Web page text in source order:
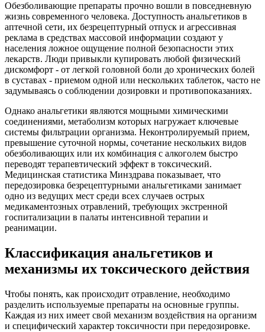
Обезболивающие препараты прочно вошли в повседневную
жизнь современного человека. Доступность анальгетиков в
аптечной сети, их безрецептурный отпуск и агрессивная
реклама в средствах массовой информации создают у
населения ложное ощущение полной безопасности этих
лекарств. Люди привыкли купировать любой физический
дискомфорт - от легкой головной боли до хронических болей
в суставах - приемом одной или нескольких таблеток, часто не
задумываясь о соблюдении дозировки и противопоказаниях.
Однако анальгетики являются мощными химическими
соединениями, метаболизм которых нагружает ключевые
системы фильтрации организма. Неконтролируемый прием,
превышение суточной нормы, сочетание нескольких видов
обезболивающих или их комбинация с алкоголем быстро
переводят терапевтический эффект в токсический.
Медицинская статистика Минздрава показывает, что
передозировка безрецептурными анальгетиками занимает
одно из ведущих мест среди всех случаев острых
медикаментозных отравлений, требующих экстренной
госпитализации в палаты интенсивной терапии и
реанимации.
Классификация анальгетиков и
механизмы их токсического действия
Чтобы понять, как происходит отравление, необходимо
разделить используемые препараты на основные группы.
Каждая из них имеет свой механизм воздействия на организм
и специфический характер токсичности при передозировке.